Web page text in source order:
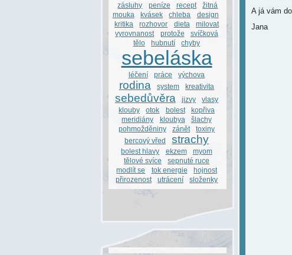
A já vám
Jana
zásluhy
peníze recept
žitná
mouka
kvásek chleba
design
kritika
rozhovor dieta
milovat
vyrovnanost
protože
svíčková
tělo
hubnutí chyby
sebeláska
léčení práce výchova
rodina system kreativita
sebedůvěra jizvy
vlasy
klouby
otok bolest
kopřiva
meridiány
kloubya
šlachy
pohmožděniny
zánět
toxiny
bercový vřed
strachy
bolest hlavy ekzem
myom
tělové svíce
sepnuté ruce
modlít se
tok energie
hojnost
přirozenost
utrácení složenky